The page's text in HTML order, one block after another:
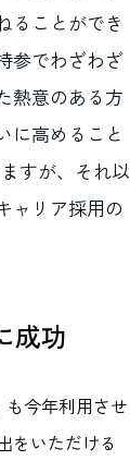
ることができ
参でわざわざ
熱意のある方
に高めること
すが、それ以
ャリア採用の
成功
も今年利用させ
をいただける